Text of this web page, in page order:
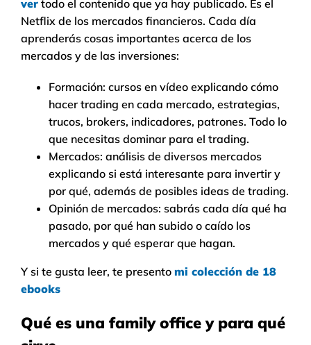
ver todo el contenido que ya hay publicado. Es el
Netflix de los mercados financieros. Cada día
aprenderás cosas importantes acerca de los
mercados y de las inversiones:
Formación: cursos en vídeo explicando cómo
hacer trading en cada mercado, estrategias,
trucos, brokers, indicadores, patrones. Todo lo
que necesitas dominar para el trading.
Mercados: análisis de diversos mercados
explicando si está interesante para invertir y
por qué, además de posibles ideas de trading.
Opinión de mercados: sabrás cada día qué ha
pasado, por qué han subido o caído los
mercados y qué esperar que hagan.
Y si te gusta leer, te presento mi colección de 18
ebooks
Qué es una family office y para qué